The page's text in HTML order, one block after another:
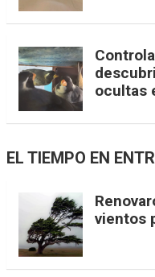
ocultas
EL TIEMPO EN
vientos